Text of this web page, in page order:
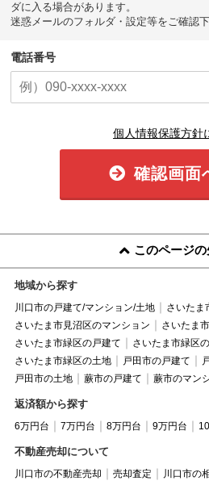
ダに入る場合があります。
迷惑メールのフォルダ・設定等をご確認下
電話番号
個人情報保護方針
確認画面
このページ
地域から探す
川口市の戸建て/マンション/土地
さいたま
さいたま市見沼区のマンション
さいたま
さいたま市緑区の戸建て
さいたま市緑区
さいたま市緑区の土地
戸田市の戸建て
戸田市の土地
蕨市の戸建て 蕨市のマン
返済額から探す
6万円台 7万円台 8万円台 9万円台
不動産売却について
川口市の不動産売却 売却査定
川口市の